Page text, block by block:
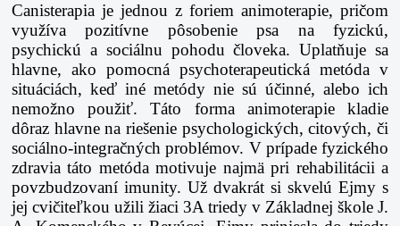
Canisterapia je jednou z foriem animoterapie, pričom
využíva pozitívne pôsobenie psa na fyzickú,
psychickú a sociálnu pohodu človeka. Uplatňuje sa
hlavne, ako pomocná psychoterapeutická metóda v
situáciách, keď iné metódy nie sú účinné, alebo ich
nemožno použiť. Táto forma animoterapie kladie
dôraz hlavne na riešenie psychologických, citových, či
sociálno-integračných problémov. V prípade fyzického
zdravia táto metóda motivuje najmä pri rehabilitácii a
povzbudzovaní imunity. Už dvakrát si skvelú Ejmy s
jej cvičiteľkou užili žiaci 3A triedy v Základnej škole J.